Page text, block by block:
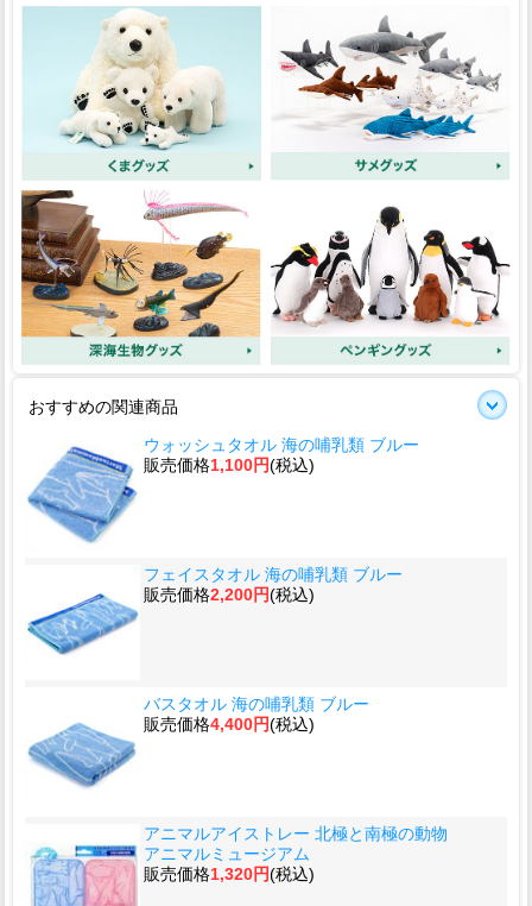
おすすめの関連商品
ウォッシュタオル 海の哺乳類 ブルー
販売価格1,100円(税込)
フェイスタオル 海の哺乳類 ブルー
販売価格2,200円(税込)
バスタオル 海の哺乳類 ブルー
販売価格4,400円(税込)
アニマルアイストレー 北極と南極の動物
アニマルミュージアム
販売価格1,320円(税込)